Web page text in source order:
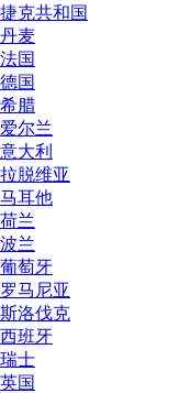
捷克共和国
丹麦
法国
德国
希腊
爱尔兰
意大利
拉脱维亚
马耳他
荷兰
波兰
葡萄牙
罗马尼亚
斯洛伐克
西班牙
瑞士
英国